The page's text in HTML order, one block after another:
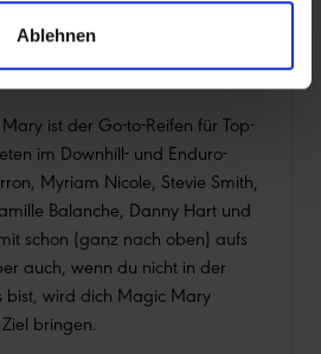
Ablehnen
ist der Go-to-Reifen für Top-
im Downhill- und Enduro-
Myriam Nicole, Stevie Smith,
Balanche, Danny Hart und
schon (ganz nach oben) aufs
auch, wenn du nicht in der
bist, wird dich Magic Mary
bringen.